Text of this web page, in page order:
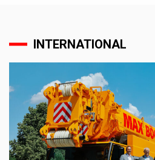
INTERNATIONAL